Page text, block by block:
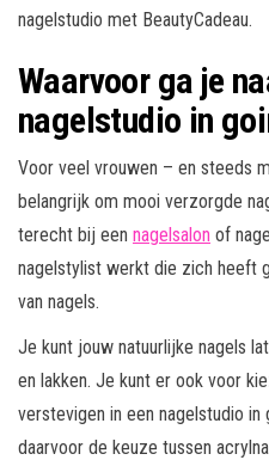
nagelstudio met BeautyCadeau.
Waarvoor ga je
nagelstudio in
Voor veel vrouwen – en steeds
belangrijk om mooi verzorgde
terecht bij een nagelsalon of
nagelstylist werkt die zich heeft
van nagels.
Je kunt jouw natuurlijke nagels
en lakken. Je kunt er ook voor
verstevigen in een nagelstudio
daarvoor de keuze tussen